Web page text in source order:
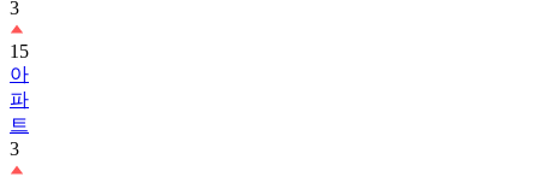
3
15
아
파
트
3